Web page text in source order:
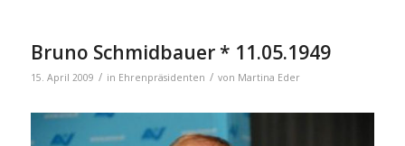
Bruno Schmidbauer * 11.05.1949
15. April 2009 / in Ehrenpräsidenten / von Martina Eder